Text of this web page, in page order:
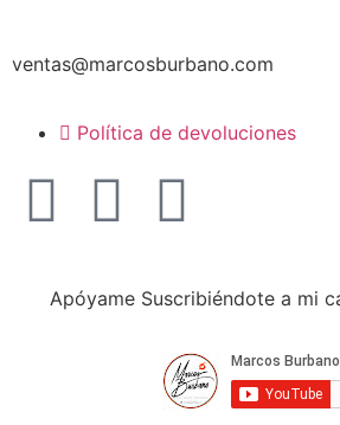
ventas@marcosburbano.com
Política de devoluciones
Apóyame Suscribiéndote a mi